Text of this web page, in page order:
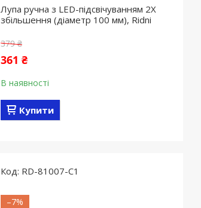
Лупа ручна з LED-підсвічуванням 2X
збільшення (діаметр 100 мм), Ridni
379 ₴
361 ₴
В наявності
Купити
RD-81007-С1
–7%